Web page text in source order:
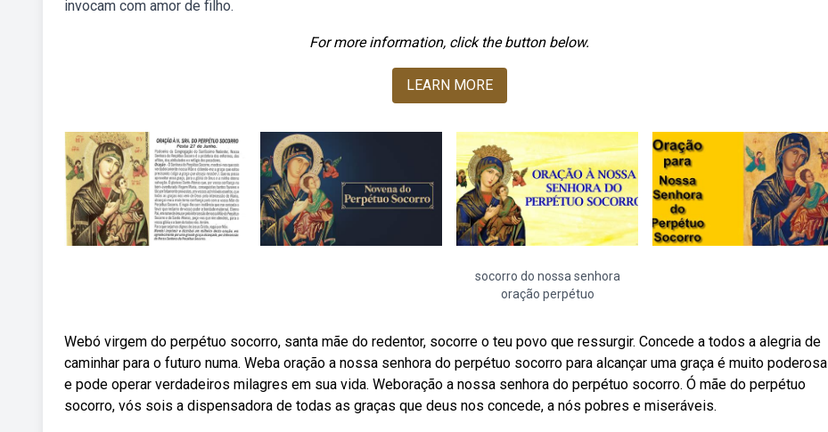
invocam com amor de filho.
For more information, click the button below.
LEARN MORE
socorro do nossa senhora
oração perpétuo
Webó virgem do perpétuo socorro, santa mãe do redentor, socorre o teu povo que ressurgir. Concede a todos a alegria de
caminhar para o futuro numa. Weba oração a nossa senhora do perpétuo socorro para alcançar uma graça é muito poderosa
e pode operar verdadeiros milagres em sua vida. Weboração a nossa senhora do perpétuo socorro. Ó mãe do perpétuo
socorro, vós sois a dispensadora de todas as graças que deus nos concede, a nós pobres e miseráveis.